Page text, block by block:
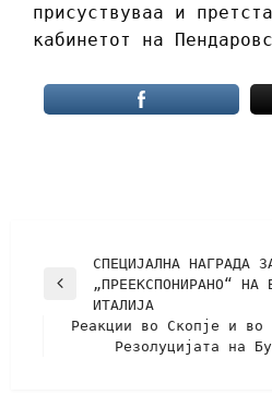
присуствуваа и
кабинетот на
СПЕЦИЈАЛНА НАГРАДА
„ПРЕЕКСПОНИРАНО“ НА
ИТАЛИЈА
Реакции во Скопје и во
Резолуцијата на